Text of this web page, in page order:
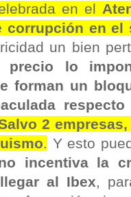
en el
corrupción en el
un bien
precio lo
forman un
2
. Y esto
incentiva la
al Ibex,